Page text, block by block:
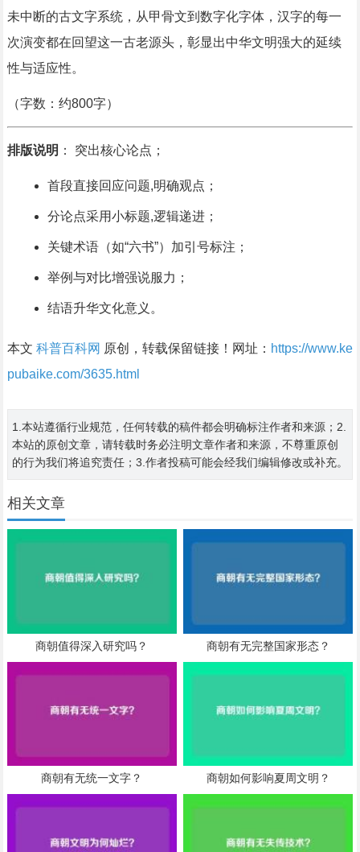
未中断的古文字系统，从甲骨文到数字化字体，汉字的每一
次演变都在回望这一古老源头，彰显出中华文明强大的延续
性与适应性。
（字数：约800字）
排版说明 ： 突出核心论点；
首段直接回应问题,明确观点；
分论点采用小标题,逻辑递进；
关键术语（如“六书”）加引号标注；
举例与对比增强说服力；
结语升华文化意义。
本文 科普百科网 原创，转载保留链接！网址： https://www.ke
pubaike.com/3635.html
1.本站遵循行业规范，任何转载的稿件都会明确标注作者和来源；2.
本站的原创文章，请转载时务必注明文章作者和来源，不尊重原创
的行为我们将追究责任；3.作者投稿可能会经我们编辑修改或补充。
相关文章
商朝值得深入研究吗？ 商朝有无完整国家形态？
商朝有无统一文字？ 商朝如何影响夏周文明？